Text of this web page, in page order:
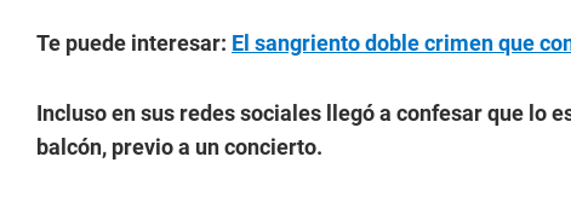
Te puede interesar: El sangriento doble crimen que
Incluso en sus redes sociales llegó a confesar que lo
balcón, previo a un concierto.